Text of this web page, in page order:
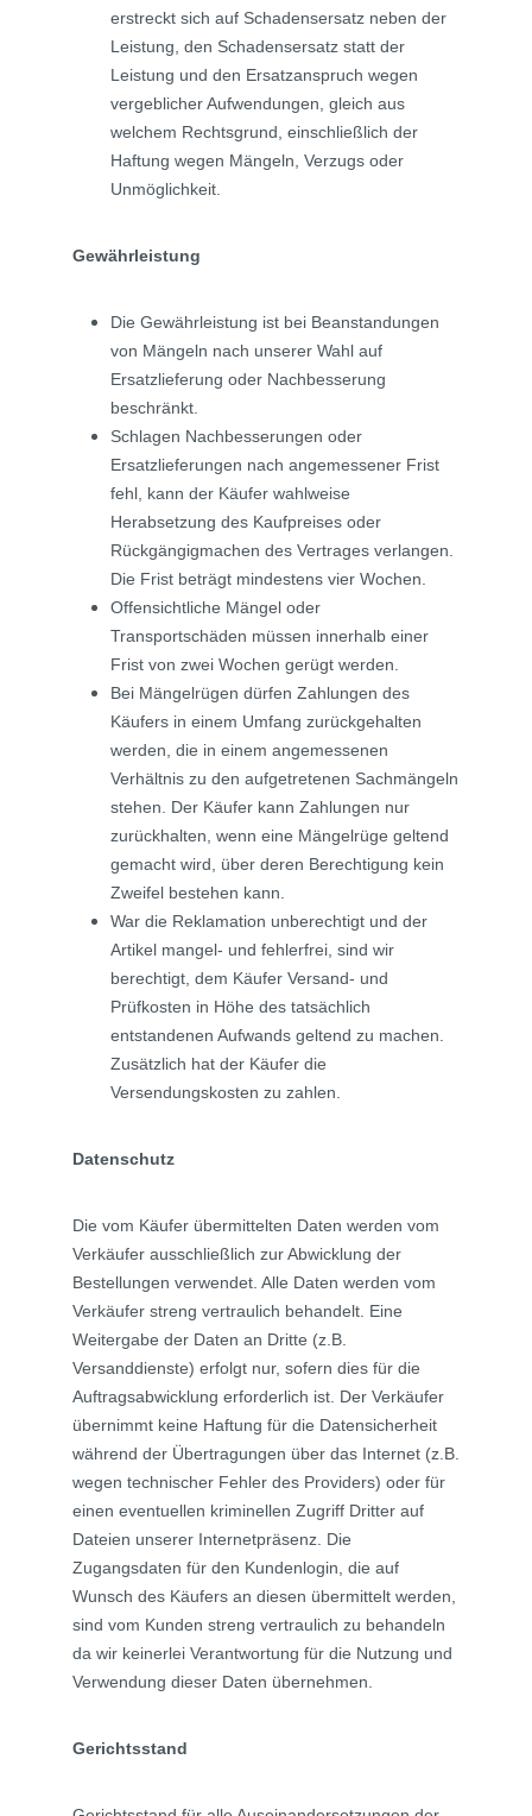
erstreckt sich auf Schadensersatz neben der
Leistung, den Schadensersatz statt der
Leistung und den Ersatzanspruch wegen
vergeblicher Aufwendungen, gleich aus
welchem Rechtsgrund, einschließlich der
Haftung wegen Mängeln, Verzugs oder
Unmöglichkeit.
Gewährleistung
Die Gewährleistung ist bei Beanstandungen
von Mängeln nach unserer Wahl auf
Ersatzlieferung oder Nachbesserung
beschränkt.
Schlagen Nachbesserungen oder
Ersatzlieferungen nach angemessener Frist
fehl, kann der Käufer wahlweise
Herabsetzung des Kaufpreises oder
Rückgängigmachen des Vertrages verlangen.
Die Frist beträgt mindestens vier Wochen.
Offensichtliche Mängel oder
Transportschäden müssen innerhalb einer
Frist von zwei Wochen gerügt werden.
Bei Mängelrügen dürfen Zahlungen des
Käufers in einem Umfang zurückgehalten
werden, die in einem angemessenen
Verhältnis zu den aufgetretenen Sachmängeln
stehen. Der Käufer kann Zahlungen nur
zurückhalten, wenn eine Mängelrüge geltend
gemacht wird, über deren Berechtigung kein
Zweifel bestehen kann.
War die Reklamation unberechtigt und der
Artikel mangel- und fehlerfrei, sind wir
berechtigt, dem Käufer Versand- und
Prüfkosten in Höhe des tatsächlich
entstandenen Aufwands geltend zu machen.
Zusätzlich hat der Käufer die
Versendungskosten zu zahlen.
Datenschutz
Die vom Käufer übermittelten Daten werden vom
Verkäufer ausschließlich zur Abwicklung der
Bestellungen verwendet. Alle Daten werden vom
Verkäufer streng vertraulich behandelt. Eine
Weitergabe der Daten an Dritte (z.B.
Versanddienste) erfolgt nur, sofern dies für die
Auftragsabwicklung erforderlich ist. Der Verkäufer
übernimmt keine Haftung für die Datensicherheit
während der Übertragungen über das Internet (z.B.
wegen technischer Fehler des Providers) oder für
einen eventuellen kriminellen Zugriff Dritter auf
Dateien unserer Internetpräsenz. Die
Zugangsdaten für den Kundenlogin, die auf
Wunsch des Käufers an diesen übermittelt werden,
sind vom Kunden streng vertraulich zu behandeln
da wir keinerlei Verantwortung für die Nutzung und
Verwendung dieser Daten übernehmen.
Gerichtsstand